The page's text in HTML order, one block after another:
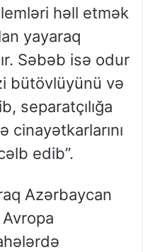
həll etmək
yayaraq
Səbəb isə odur
bütövlüyünü və
separatçılığa
cinayətkarlarını
edib”.
Azərbaycan